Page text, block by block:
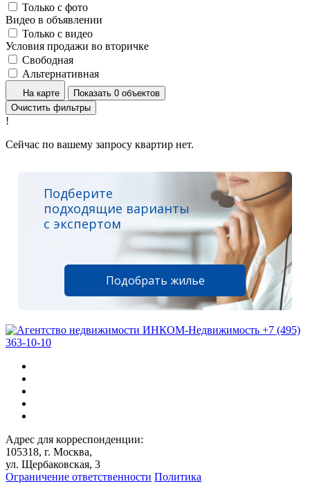
Только с фото
Видео в объявлении
Только с видео
Условия продажи во вторичке
Свободная
Альтернативная
На карте
Показать 0 объектов
Очистить фильтры
!
Сейчас по вашему запросу квартир нет.
Подберите
подходящие варианты
с экспертом
Подобрать жилье
+7 (495)
363-10-10
Адрес для корреспонденции:
105318, г. Москва,
ул. Щербаковская, 3
Ограничение ответственности Политика